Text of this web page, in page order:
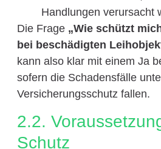
Handlungen verursacht
Die Frage „Wie schützt
bei beschädigten
kann also klar mit einem Ja
sofern die Schadensfälle
Versicherungsschutz fallen.
2.2.
Schutz